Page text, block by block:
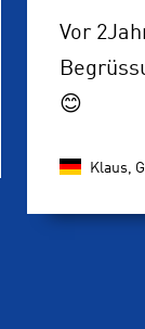
Vor
😊
Klaus,